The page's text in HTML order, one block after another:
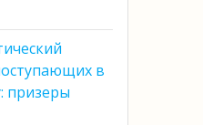
в
призеры